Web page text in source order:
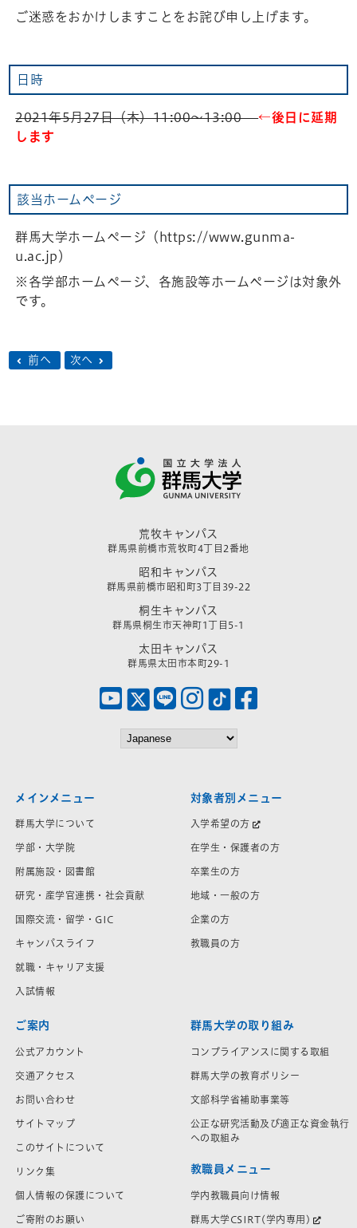
ご迷惑をおかけしますことをお詫び申し上げます。
日時
2021年5月27日（木）11:00〜13:00←後日に延期
します
該当ホームページ
群馬大学ホームページ（https://www.gunma-
u.ac.jp）
※各学部ホームページ、各施設等ホームページは対象外
です。
前へ 次へ
荒牧キャンパス
群馬県前橋市荒牧町4丁目2番地
昭和キャンパス
群馬県前橋市昭和町3丁目39-22
桐生キャンパス
群馬県桐生市天神町1丁目5-1
太田キャンパス
群馬県太田市本町29-1
メインメニュー
群馬大学について
学部・大学院
附属施設・図書館
研究・産学官連携・社会貢献
国際交流・留学・GIC
キャンパスライフ
就職・キャリア支援
入試情報
対象者別メニュー
入学希望の方
在学生・保護者の方
卒業生の方
地域・一般の方
企業の方
教職員の方
ご案内
公式アカウント
交通アクセス
お問い合わせ
サイトマップ
このサイトについて
リンク集
個人情報の保護について
ご寄附のお願い
群馬大学の取り組み
コンプライアンスに関する取組
群馬大学の教育ポリシー
文部科学省補助事業等
公正な研究活動及び適正な資金執行
への取組み
教職員メニュー
学内教職員向け情報
群馬大学CSIRT(学内専用)